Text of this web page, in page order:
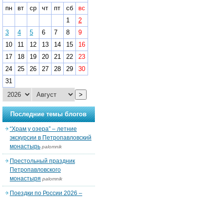
пн
вт ср чт пт сб
вс
1
2
3
4 5 6 7 8
9
10
11 12 13 14 15
16
17
18 19 20 21 22
23
24
25 26 27 28 29
30
31
>
Последние темы блогов
“Храм у озера” – летние
экскурсии в Петропавловский
монастырь palomnik
Престольный праздник
Петропавловского
монастыря palomnik
Поездки по России 2026 –